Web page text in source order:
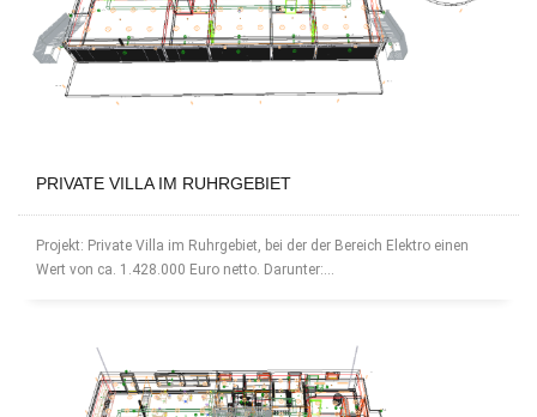
PRIVATE VILLA IM RUHRGEBIET
Projekt: Private Villa im Ruhrgebiet, bei der der Bereich Elektro einen
Wert von ca. 1.428.000 Euro netto. Darunter:...